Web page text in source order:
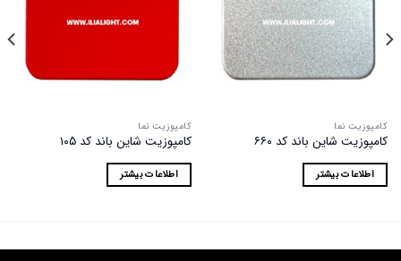
افزودن
به
علاقه
مندی
ها
کامپوزیت نما
کامپوزیت شاین باند کد ۶۶۰
اطلاعات بیشتر
افزودن
به
ها
کامپوزیت نما
کامپوزیت شاین باند کد ۱۰۵
اطلاعات بیشتر